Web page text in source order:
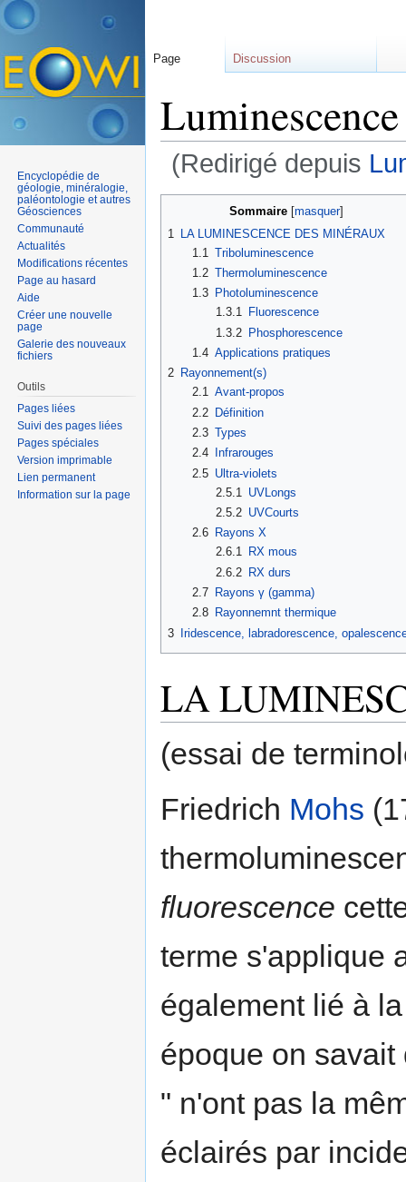
(Redirigé depuis
Sommaire[masquer]
1
LA LUMINESCENCE DES MINÉRAUX
1.1 Triboluminescence
1.2 Thermoluminescence
1.3
Photoluminescence
1.3.1 Fluorescence
1.3.2 Phosphorescence
1.4 Applications pratiques
2 Rayonnement(s)
2.1 Avant-propos
2.2 Définition
2.3 Types
2.4
Infrarouges
2.5 Ultra-violets
2.5.1
UVLongs
2.5.2 UVCourts
2.6
Rayons X
2.6.1 RX mous
2.6.2 RX durs
2.7
Rayons γ (gamma)
2.8
Rayonnemnt thermique
3 Iridescence, labradorescence,
LA
(essai de
Friedrich Mohs
fluorescence
terme s'applique
également lié à
époque on
" n'ont pas la
éclairés par
Page Discussion
Encyclopédie de
géologie, minéralogie,
paléontologie et autres
Géosciences
Communauté
Actualités
Modifications récentes
Page au hasard
Aide
Créer une nouvelle
page
Galerie des nouveaux
fichiers
Outils
Pages liées
Suivi des pages liées
Pages spéciales
Version imprimable
Lien permanent
Information sur la page